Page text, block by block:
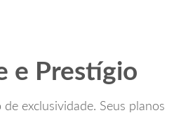
e Prestígio
exclusividade. Seus planos